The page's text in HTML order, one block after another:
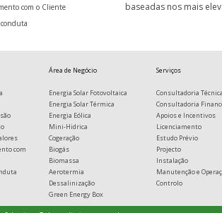
com o Cliente
baseadas nos mais
com
Área de Negócio
Energia Solar Fotovoltaica
Energia Solar Térmica
Energia Eólica
Mini-Hidrica
Cogeração
Biogás
Biomassa
Aerotermia
Dessalinização
Green Energy Box
Serviços
Consultadoria Técnica
Consultadoria
Apoios e Incentivos
Licenciamento
Estudo Prévio
Projecto
Instalação
Manutenção e
Controlo